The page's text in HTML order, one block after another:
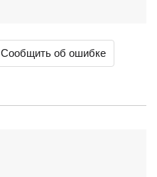
Сообщить об ошибке